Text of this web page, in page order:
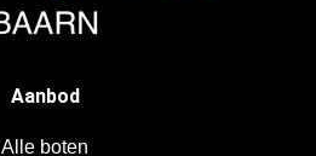
Aanbod
Alle boten